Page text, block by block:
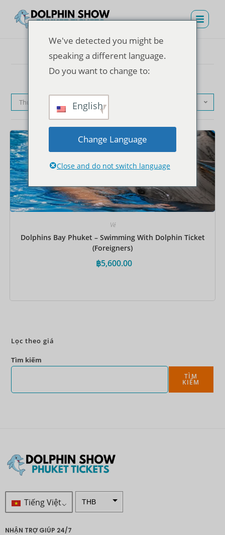
Thứ tự mặc định
Vé
Dolphins Bay Phuket – Swimming With Dolphin Ticket
(Foreigners)
฿5,600.00
Lọc theo giá
Tìm kiếm
TÌM
KIẾM
Tiếng Việt THB
NHẬN TRỢ GIÚP 24/7
We've detected you might be
speaking a different language.
Do you want to change to:
English
Change Language
Close and do not switch language